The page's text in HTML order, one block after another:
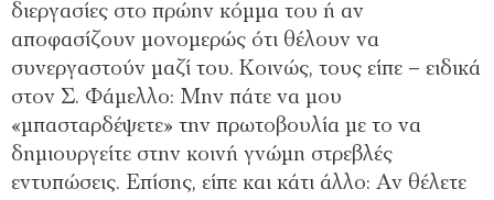
διεργασίες στο πρώην κόμμα του ή αν
αποφασίζουν μονομερώς ότι θέλουν να
συνεργαστούν μαζί του. Κοινώς, τους είπε – ειδικά
στον Σ. Φάμελλο: Μην πάτε να μου
«μπασταρδέψετε» την πρωτοβουλία με το να
δημιουργείτε στην κοινή γνώμη στρεβλές
εντυπώσεις. Επίσης, είπε και κάτι άλλο: Αν θέλετε